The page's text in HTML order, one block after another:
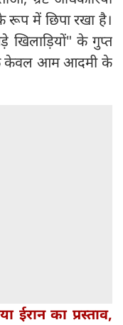
में छिपा रखा है।
खिलाड़ियों" के गुप्त
केवल आम आदमी के
ईरान का प्रस्ताव,